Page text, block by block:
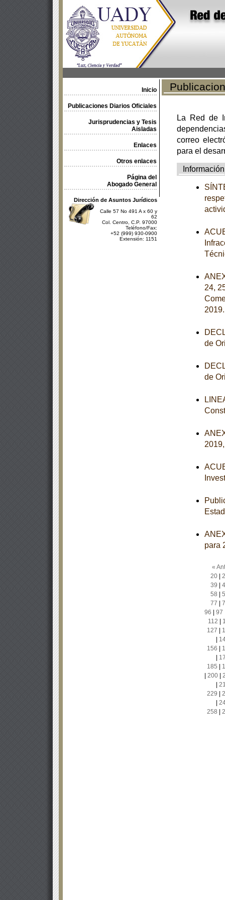
Inicio
Publicaciones Diarios Oficiales
Jurisprudencias y Tesis
Aisladas
Enlaces
Otros enlaces
Página del
Abogado General
Dirección de Asuntos Jurídicos
Calle 57 No 491 A x 60 y
62
Col. Centro, C.P. 97000
Teléfono/Fax:
+52 (999) 930-0900
Extensión: 1151
La Red de
correo
para el
Información
24,
de
de
para
«
20|
39
58
77
96
97
112
127
156
185
200|
229
258